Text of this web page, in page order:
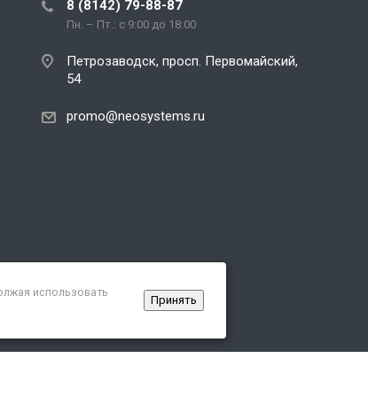
8 (8142) 79-88-87
Пн. – Пт.: с 9:00 до 18:00
Петрозаводск, просп. Первомайский,
54
promo@neosystems.ru
использовать
Принять